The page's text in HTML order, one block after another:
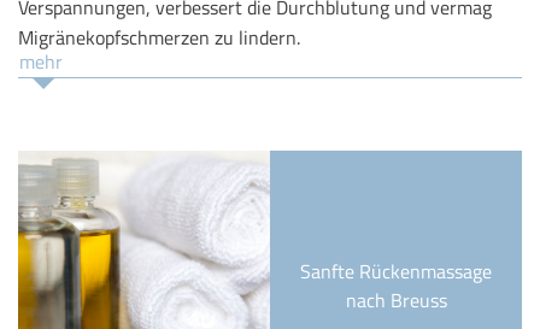
Verspannungen, verbessert die Durchblutung und vermag
Migränekopfschmerzen zu lindern.
mehr
Sanfte Rückenmassage
nach Breuss